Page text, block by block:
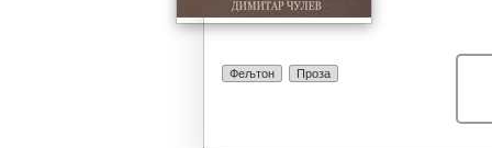
Фељтон Проза